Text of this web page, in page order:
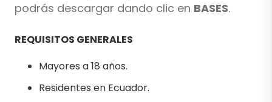
podrás descargar dando clic en BASES.
REQUISITOS GENERALES
Mayores a 18 años.
Residentes en Ecuador.